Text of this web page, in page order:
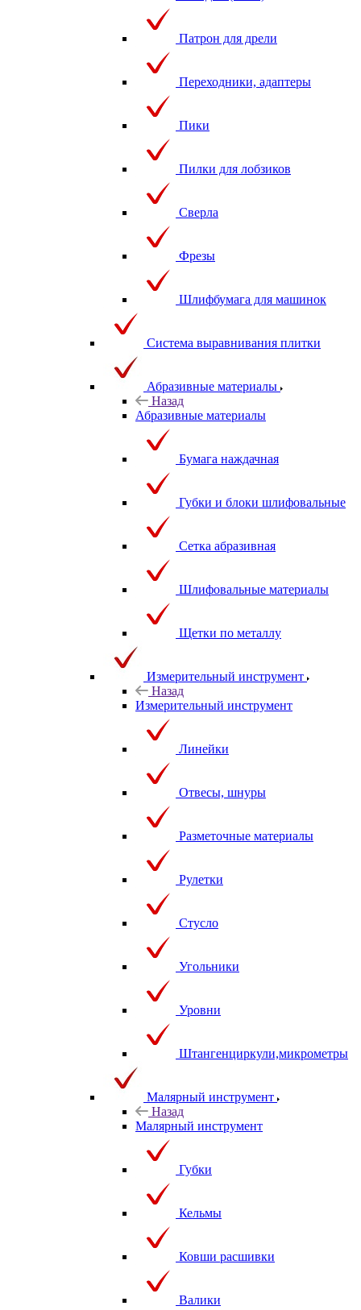
Патрон для дрели
Переходники, адаптеры
Пики
Пилки для лобзиков
Сверла
Фрезы
Шлифбумага для машинок
Система выравнивания плитки
Абразивные материалы
Назад
Абразивные материалы
Бумага наждачная
Губки и блоки шлифовальные
Сетка абразивная
Шлифовальные материалы
Щетки по металлу
Измерительный инструмент
Назад
Измерительный инструмент
Линейки
Отвесы, шнуры
Разметочные материалы
Рулетки
Стусло
Угольники
Уровни
Штангенциркули,микрометры
Малярный инструмент
Назад
Малярный инструмент
Губки
Кельмы
Ковши расшивки
Валики